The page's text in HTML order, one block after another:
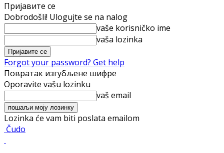
Пријавите се
Dobrodošli! Ulogujte se na nalog
vaše korisničko ime
vaša lozinka
Forgot your password? Get help
Повратак изгубљене шифре
Oporavite vašu lozinku
vaš email
Lozinka će vam biti poslata emailom
Čudo